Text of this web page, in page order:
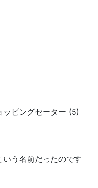
ッピングセーター (5)
う名前だったのです